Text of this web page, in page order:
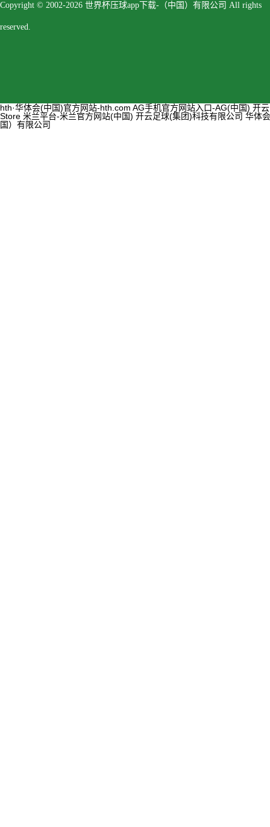
Copyright © 2002-2026 世界杯压球app下载-（中国）有限公司 All rights
reserved.
hth·华体会(中国)官方网站-hth.com AG手机官方网站入口-AG(中国) 开
Store 米兰平台-米兰官方网站(中国) 开云足球(集团)科技有限公司 华体
国）有限公司